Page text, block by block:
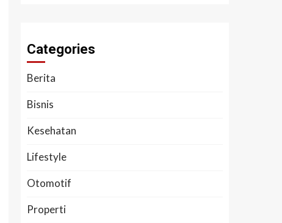
Categories
Berita
Bisnis
Kesehatan
Lifestyle
Otomotif
Properti